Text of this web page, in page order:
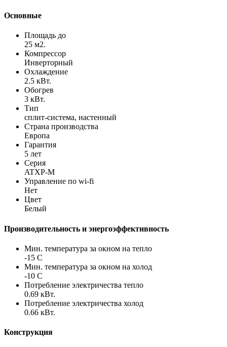
Основные
Площадь до
25 м2.
Компрессор
Инверторный
Охлаждение
2.5 кВт.
Обогрев
3 кВт.
Тип
сплит-система, настенный
Страна производства
Европа
Гарантия
5 лет
Серия
ATXP-M
Управление по wi-fi
Нет
Цвет
Белый
Производительность и энергоэффективность
Мин. температура за окном на тепло
-15 С
Мин. температура за окном на холод
-10 С
Потребление электричества тепло
0.69 кВт.
Потребление электричества холод
0.66 кВт.
Конструкция